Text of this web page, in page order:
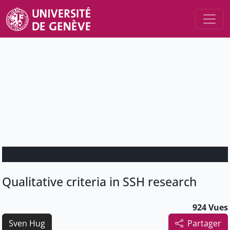
Qualitative criteria in SSH research
924 Vues
Partager
Sven Hug